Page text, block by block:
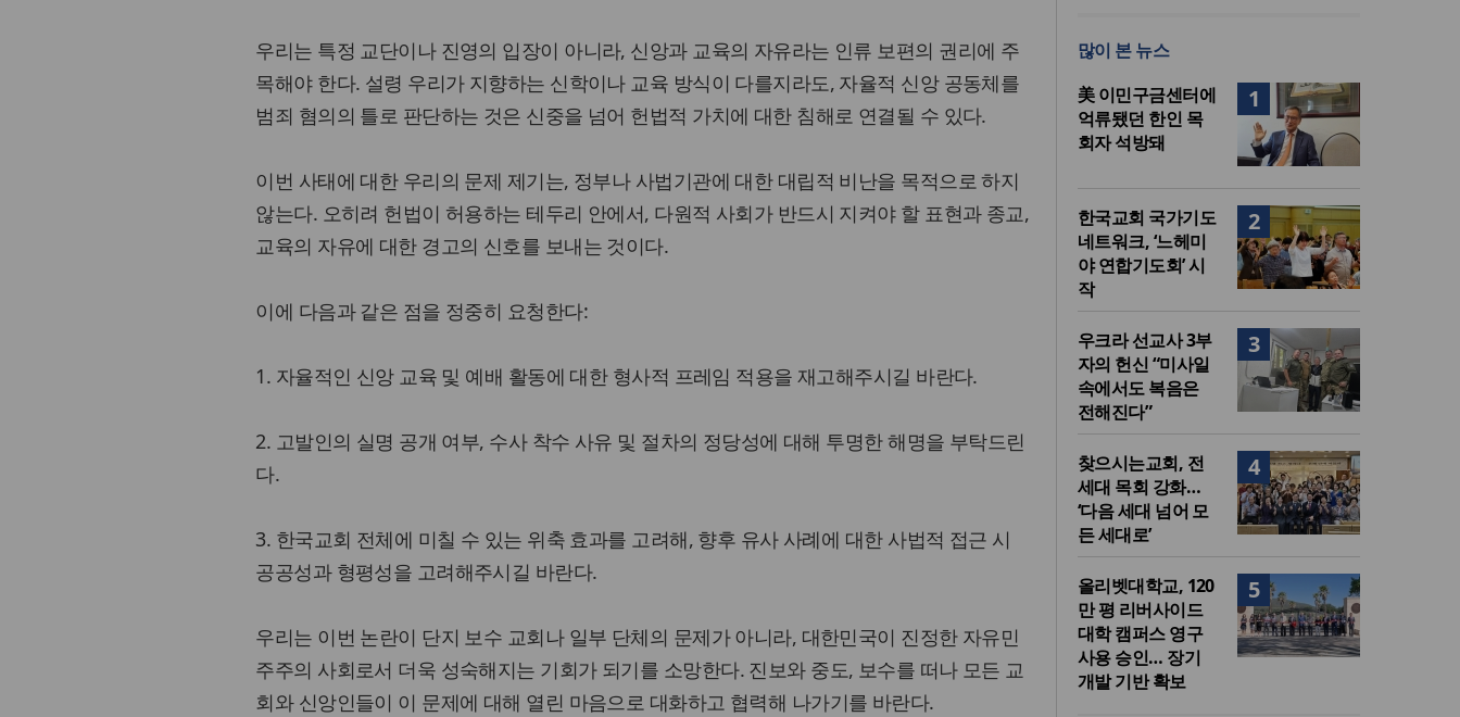
우리는 특정 교단이나 진영의 입장이 아니라, 신앙과 교육의 자유라는 인류 보편의 권리에 주
목해야 한다. 설령 우리가 지향하는 신학이나 교육 방식이 다를지라도, 자율적 신앙 공동체를
범죄 혐의의 틀로 판단하는 것은 신중을 넘어 헌법적 가치에 대한 침해로 연결될 수 있다.
이번 사태에 대한 우리의 문제 제기는, 정부나 사법기관에 대한 대립적 비난을 목적으로 하지
않는다. 오히려 헌법이 허용하는 테두리 안에서, 다원적 사회가 반드시 지켜야 할 표현과 종교,
교육의 자유에 대한 경고의 신호를 보내는 것이다.
이에 다음과 같은 점을 정중히 요청한다:
1. 자율적인 신앙 교육 및 예배 활동에 대한 형사적 프레임 적용을 재고해주시길 바란다.
2. 고발인의 실명 공개 여부, 수사 착수 사유 및 절차의 정당성에 대해 투명한 해명을 부탁드린
다.
3. 한국교회 전체에 미칠 수 있는 위축 효과를 고려해, 향후 유사 사례에 대한 사법적 접근 시
공공성과 형평성을 고려해주시길 바란다.
우리는 이번 논란이 단지 보수 교회나 일부 단체의 문제가 아니라, 대한민국이 진정한 자유민
주주의 사회로서 더욱 성숙해지는 기회가 되기를 소망한다. 진보와 중도, 보수를 떠나 모든 교
회와 신앙인들이 이 문제에 대해 열린 마음으로 대화하고 협력해 나가기를 바란다.
지법 시행… 기독교계 강력 반
올리벳대학교, 120만 평 리버사
이드 대학 캠퍼스 영구 사용 승
인… 장기 개발 기반 확보
많이 본 뉴스
1
美 이민구금센터에
억류됐던 한인 목
회자 석방돼
2
한국교회 국가기도
네트워크, ‘느헤미
야 연합기도회’ 시
작
3
우크라 선교사 3부
자의 헌신 “미사일
속에서도 복음은
전해진다”
4
찾으시는교회, 전
세대 목회 강화…
‘다음 세대 넘어 모
든 세대로’
5
올리벳대학교, 120
만 평 리버사이드
대학 캠퍼스 영구
사용 승인… 장기
개발 기반 확보